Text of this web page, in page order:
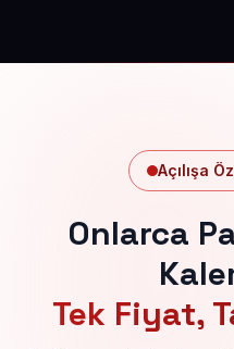
Açılışa
Onlarca
Tek Fiyat,